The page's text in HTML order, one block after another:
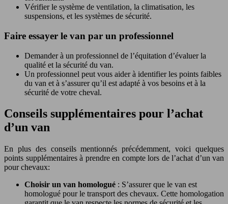
Vérifier le système de ventilation, la climatisation, les
suspensions, et les systèmes de sécurité.
Faire essayer le van par un professionnel
Demander à un professionnel de l’équitation d’évaluer la
qualité et la sécurité du van.
Un professionnel peut vous aider à identifier les points faibles
du van et à s’assurer qu’il est adapté à vos besoins et à la
sécurité de votre cheval.
Conseils supplémentaires pour l’achat
d’un van
En plus des conseils mentionnés précédemment, voici quelques
points supplémentaires à prendre en compte lors de l’achat d’un van
pour chevaux:
Choisir un van homologué : S’assurer que le van est
homologué pour le transport des chevaux. Cette homologation